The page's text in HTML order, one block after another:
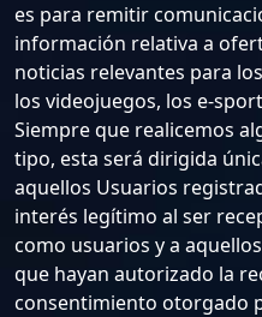
es para remitir
información relativa a
noticias relevantes para
los videojuegos, los e-
Siempre que realicemos
tipo, esta será dirigida
aquellos Usuarios
interés legítimo al ser
como usuarios y a
que hayan autorizado la
consentimiento otorgado